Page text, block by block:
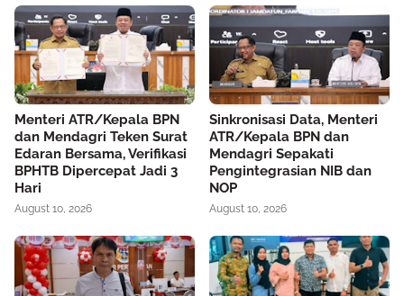
Menteri ATR/Kepala BPN
dan Mendagri Teken Surat
Edaran Bersama, Verifikasi
BPHTB Dipercepat Jadi 3
Hari
August 10, 2026
Sinkronisasi Data, Menteri
ATR/Kepala BPN dan
Mendagri Sepakati
Pengintegrasian NIB dan
NOP
August 10, 2026